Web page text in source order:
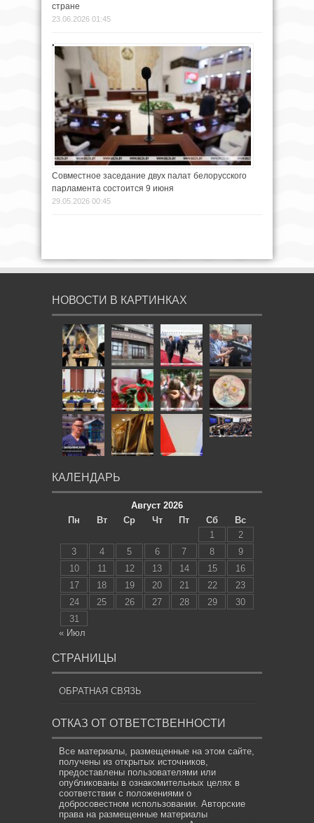
стране
23.06.2026 01:45
Совместное заседание двух палат белорусского
парламента состоится 9 июня
29.05.2026 00:45
НОВОСТИ В КАРТИНКАХ
КАЛЕНДАРЬ
Август 2026
Пн
Вт Ср Чт Пт Сб
Вс
1
2
3
4 5 6 7 8
9
10
11 12 13 14 15
16
17
18 19 20 21 22
23
24
25 26 27 28 29
30
31
« Июл
СТРАНИЦЫ
ОБРАТНАЯ СВЯЗЬ
ОТКАЗ ОТ ОТВЕТСТВЕННОСТИ
Все материалы, размещенные на этом сайте,
получены из открытых источников,
предоставлены пользователями или
опубликованы в ознакомительных целях в
соответствии с положениями о
добросовестном использовании. Авторские
права на размещенные материалы